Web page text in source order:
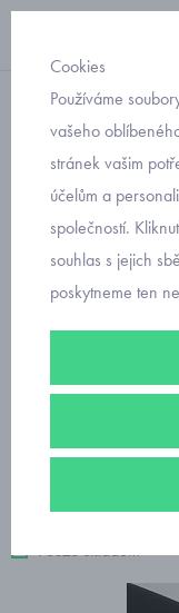
punčocháče
dívčí
Zimní stylovka: dívčí
pokud je doplníte
Filtry
Doporučujeme
Pouze skladem
Cookies
Používáme
vašeho
stránek vašim
účelům a
společností.
souhlas s jejich
poskytneme ten